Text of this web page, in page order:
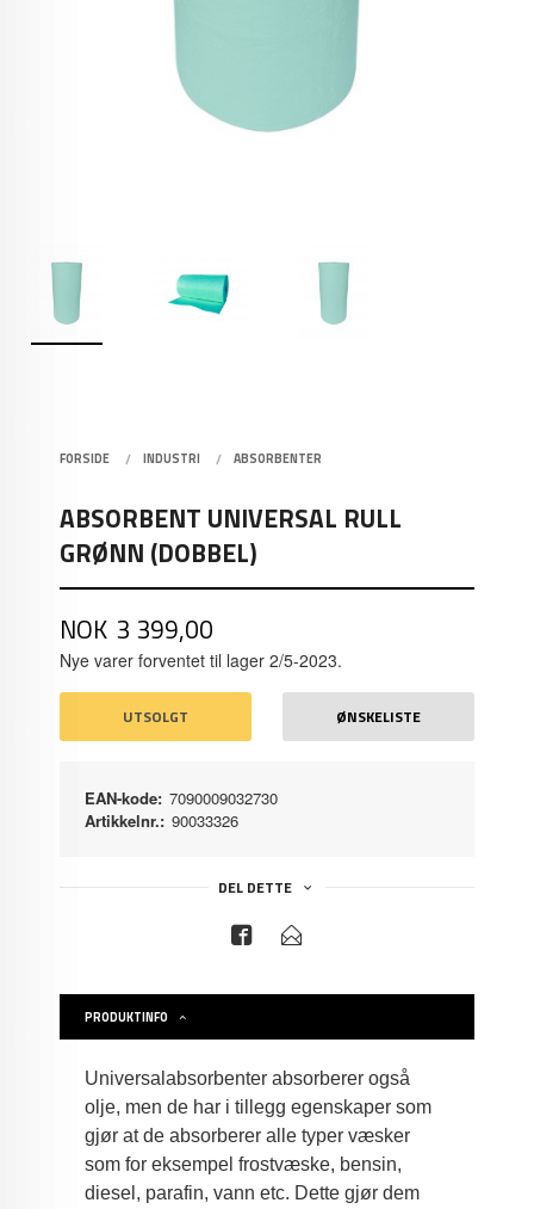
FORSIDE INDUSTRI ABSORBENTER
ABSORBENT UNIVERSAL RULL
GRØNN (DOBBEL)
Pris
NOK 3 399,00
Nye varer forventet til lager 2/5-2023.
UTSOLGT ØNSKELISTE
EAN-kode: 7090009032730
Artikkelnr.: 90033326
DEL DETTE
PRODUKTINFO
Universalabsorbenter absorberer også
olje, men de har i tillegg egenskaper som
gjør at de absorberer alle typer væsker
som for eksempel frostvæske, bensin,
diesel, parafin, vann etc. Dette gjør dem